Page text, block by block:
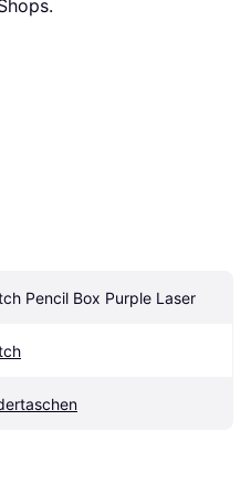
Pencil Box Purple Laser